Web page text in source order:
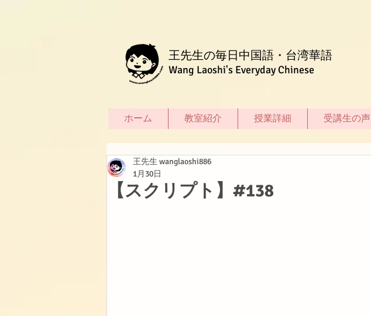
王先生の毎日中国語・台湾華語
Wang Laoshi's Everyday Chinese
ホーム 教室紹介 授業詳細 受講生の声
【スクリプト】#138
王先生 wanglaoshi886
1月30日